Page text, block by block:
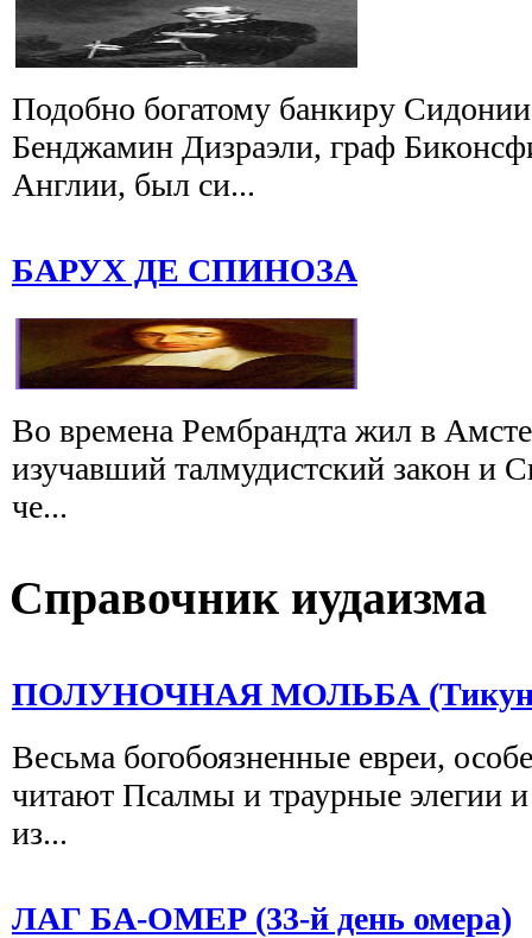
Подобно богатому банкиру
Бенджамин Дизраэли, граф
Англии, был си...
БАРУХ ДЕ СПИНОЗА
Во времена Рембрандта жил в
изучавший талмудистский закон и
че...
Справочник иудаизма
ПОЛУНОЧНАЯ МОЛЬБА (Тикун
Весьма богобоязненные евреи,
читают Псалмы и траурные элегии
из...
ЛАГ БА-ОМЕР (33-й день омера)